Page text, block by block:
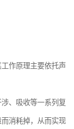
作原理主要依托声
、吸收等一系列复
消耗掉，从而实现